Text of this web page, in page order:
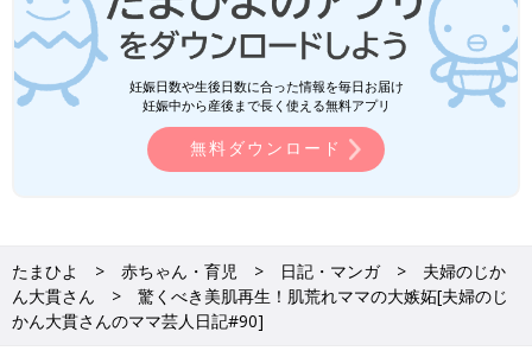
妊娠日数や生後日数に合った情報を毎日お届け
妊娠中から産後まで長く使える無料アプリ
無料ダウンロード
たまひよ 赤ちゃん・育児 日記・マンガ
夫婦のじか
ん大貫さん
驚くべき美肌再生！肌荒れママの大嫉妬[夫婦のじ
かん大貫さんのママ芸人日記#90]